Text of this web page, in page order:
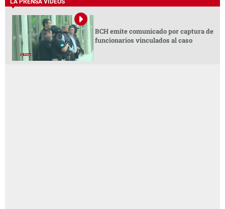
LA PRENSA VIDEOS
BCH emite comunicado por captura de
funcionarios vinculados al caso